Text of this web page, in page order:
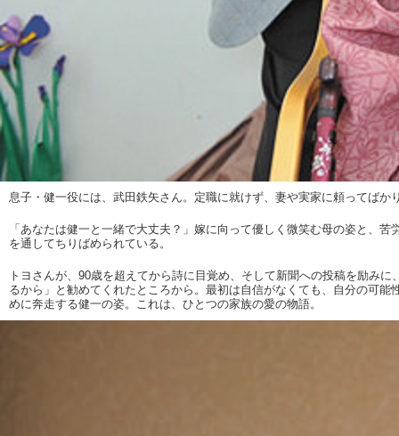
息子・健一役には、武田鉄矢さん。定職に就けず、妻や実家に頼ってば
「あなたは健一と一緒で大丈夫？」嫁に向って優しく微笑む母の姿と、
を通してちりばめられている。
トヨさんが、90歳を超えてから詩に目覚め、そして新聞への投稿を励み
るから」と勧めてくれたところから。最初は自信がなくても、自分の可
めに奔走する健一の姿。これは、ひとつの家族の愛の物語。